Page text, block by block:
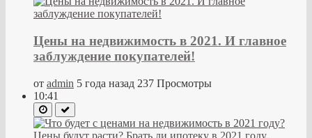
Цены на недвижимость в 2021. И главное
заблуждение покупателей!
от admin 5 года назад 237 Просмотры
10:41